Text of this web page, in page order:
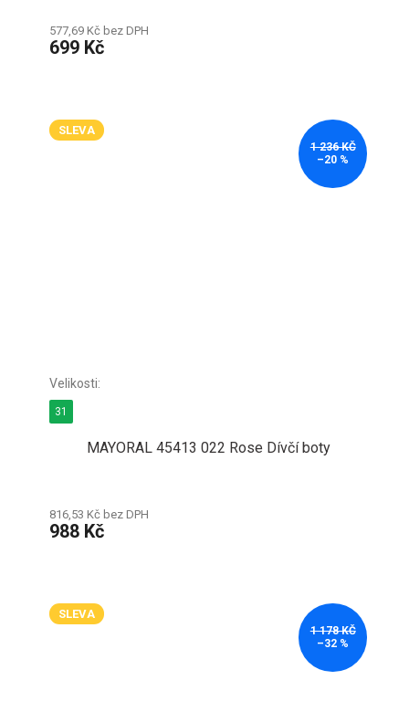
577,69 Kč bez DPH
699 Kč
SLEVA
1 236 KČ
–20 %
MAYORAL 45413 022 Rose Dívčí boty
816,53 Kč bez DPH
988 Kč
31
SLEVA
1 178 KČ
–32 %